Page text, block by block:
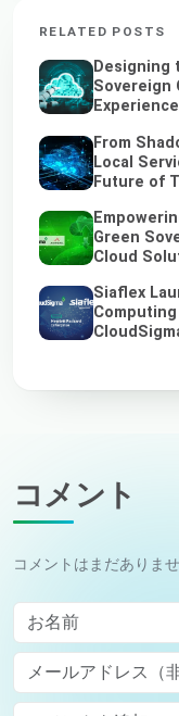
RELATED POSTS
Designing
Sovereign
From
Local
Future of
Green
Cloud
Siaflex
コメント
コメントはまだありま
お名前
メールアドレス（非公
Comment